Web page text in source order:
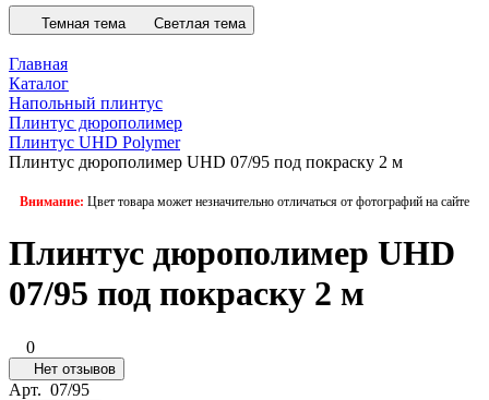
Темная тема Светлая тема
Главная
Каталог
Напольный плинтус
Плинтус дюрополимер
Плинтус UHD Polymer
Плинтус дюрополимер UHD 07/95 под покраску 2 м
Внимание: Цвет товара может незначительно отличаться от фотографий на сайте
Плинтус дюрополимер UHD
07/95 под покраску 2 м
0
Нет отзывов
Арт. 07/95